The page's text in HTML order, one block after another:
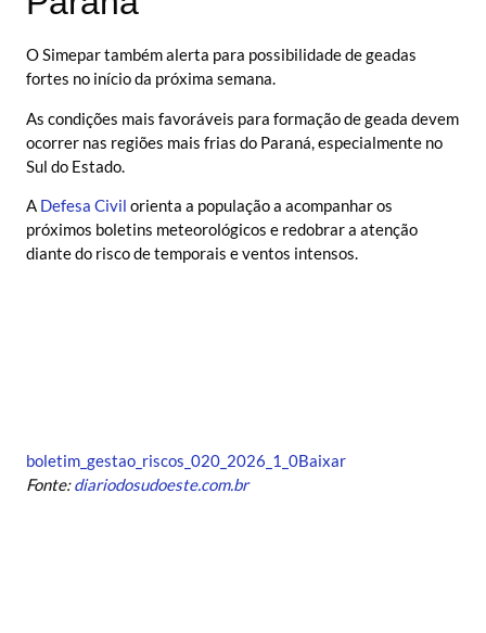
O Simepar também alerta para possibilidade de geadas
fortes no início da próxima semana.
As condições mais favoráveis para formação de geada devem
ocorrer nas regiões mais frias do Paraná, especialmente no
Sul do Estado.
A Defesa Civil orienta a população a acompanhar os
próximos boletins meteorológicos e redobrar a atenção
diante do risco de temporais e ventos intensos.
boletim_gestao_riscos_020_2026_1_0Baixar
Fonte:diariodosudoeste.com.br